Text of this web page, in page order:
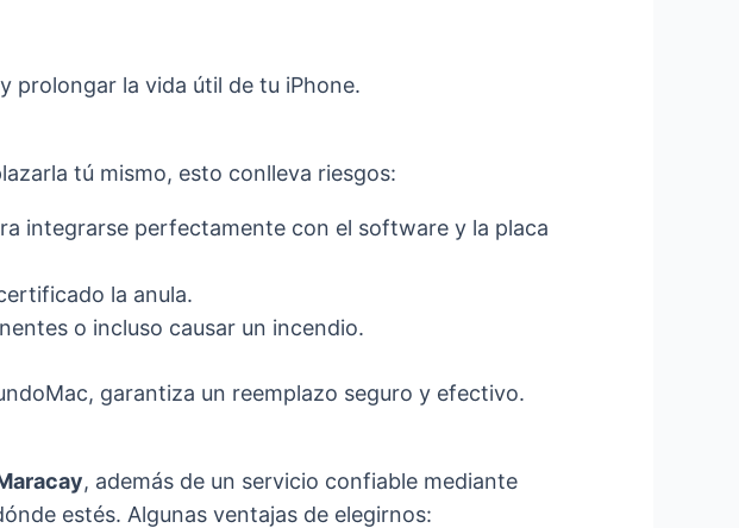
prolongar la vida útil de tu iPhone.
tú mismo, esto conlleva riesgos:
integrarse perfectamente con el software y la placa
la anula.
o incluso causar un incendio.
garantiza un reemplazo seguro y efectivo.
, además de un servicio confiable mediante
estés. Algunas ventajas de elegirnos: